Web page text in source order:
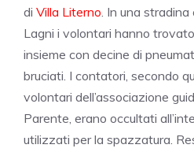
di Villa Literno. In una
Lagni i volontari hanno
insieme con decine di
bruciati. I contatori, secondo
volontari dell’associazione
Parente, erano occultati
utilizzati per la spazzatura.